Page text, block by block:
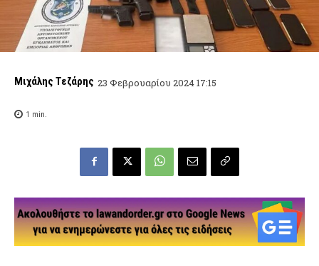
Μιχάλης Τεζάρης 23 Φεβρουαρίου 2024 17:15
1 min.